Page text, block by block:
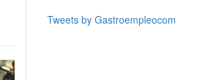
Tweets by Gastroempleocom